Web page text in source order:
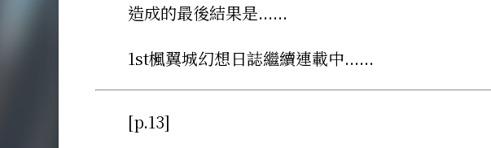
造成的最後結果是......
1st楓翼城幻想日誌繼續連載中......
[p.13]